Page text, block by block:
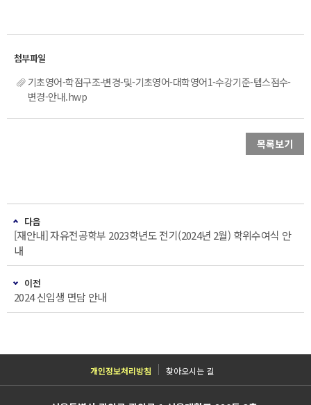
기초영어-학점구조-변경-및-기초영어-대학영어1-수강기준-텝스점수-
변경-안내.hwp
목록보기
다음
[재안내] 자유전공학부 2023학년도 전기(2024년 2월) 학위수여식 안
내
이전
2024 신입생 면담 안내
개인정보처리방침 찾아오시는 길